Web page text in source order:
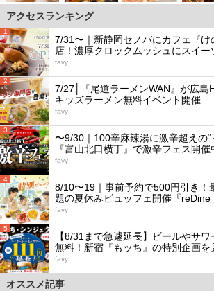
アクセスランキング
1
7/31〜｜新静岡セノバにカフェ『け
店！濃厚クロックムッシュにスイー
favy
2
7/27│『尾道ラーメンWAN』が広島
キッズラーメン無料イベント開催
favy
3
〜9/30｜100辛麻辣湯に激辛超えの“
『富山北口横丁』で激辛フェス開催
favy
4
8/10〜19｜事前予約で500円引き！
題の夏休みビュッフェ開催『reDine
favy
5
【8/31まで急遽延長】ビールやサ
無料！新宿『もッち』の特別企画を
favy
オススメ記事